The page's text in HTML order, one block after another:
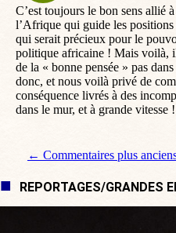
C’est toujours le bon sens allié
l’Afrique qui guide les
qui serait précieux pour le
politique africaine ! Mais voilà,
de la « bonne pensée » pas
donc, et nous voilà privé de
conséquence livrés à des
dans le mur, et à grande vitesse !
Navigation de
← Commentaires plus
REPORTAGES/GRANDES